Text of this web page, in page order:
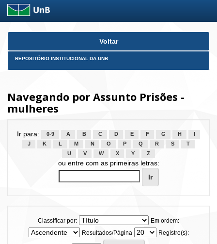
Skip
Voltar
REPOSITÓRIO INSTITUCIONAL DA UNB
Navegando por Assunto Prisões -
mulheres
Ir para: 0-9 A B C D E F G H
J
K L M N O P Q R S
T
U
V W X Y Z
ou entre com as primeiras letras:
Classificar por:
Em ordem:
Resultados/Página
Registro(s):